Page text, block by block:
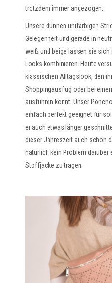
trotzdem immer angezogen.
Unsere dünnen unifarbigen
Gelegenheit und gerade in
weiß und beige lassen sie sich
Looks kombinieren. Heute
klassischen Alltagslook, den
Shoppingausflug oder bei
ausführen könnt. Unser
einfach perfekt geeignet für
er auch etwas länger
dieser Jahreszeit auch schon
natürlich kein Problem
Stoffjacke zu tragen.